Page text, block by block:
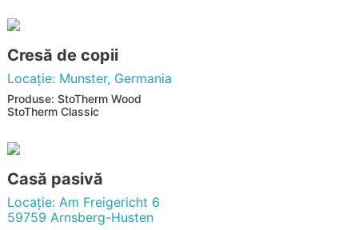
Cresă de copii
Locaţie: Munster, Germania
Produse: StoTherm Wood
StoTherm Classic
Casă pasivă
Locaţie: Am Freigericht 6
59759 Arnsberg-Husten